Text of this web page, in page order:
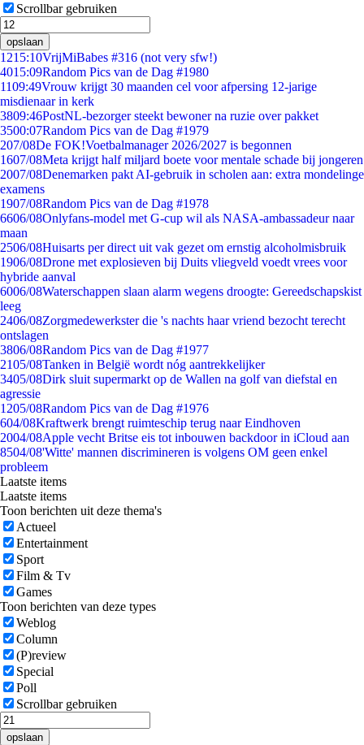
Scrollbar gebruiken
opslaan
1215:10VrijMiBabes #316 (not very sfw!)
4015:09Random Pics van de Dag #1980
1109:49Vrouw krijgt 30 maanden cel voor afpersing 12-jarige
misdienaar in kerk
3809:46PostNL-bezorger steekt bewoner na ruzie over pakket
3500:07Random Pics van de Dag #1979
207/08De FOK!Voetbalmanager 2026/2027 is begonnen
1607/08Meta krijgt half miljard boete voor mentale schade bij jongeren
2007/08Denemarken pakt AI-gebruik in scholen aan: extra mondelinge
examens
1907/08Random Pics van de Dag #1978
6606/08Onlyfans-model met G-cup wil als NASA-ambassadeur naar
maan
2506/08Huisarts per direct uit vak gezet om ernstig alcoholmisbruik
1906/08Drone met explosieven bij Duits vliegveld voedt vrees voor
hybride aanval
6006/08Waterschappen slaan alarm wegens droogte: Gereedschapskist
leeg
2406/08Zorgmedewerkster die 's nachts haar vriend bezocht terecht
ontslagen
3806/08Random Pics van de Dag #1977
2105/08Tanken in België wordt nóg aantrekkelijker
3405/08Dirk sluit supermarkt op de Wallen na golf van diefstal en
agressie
1205/08Random Pics van de Dag #1976
604/08Kraftwerk brengt ruimteschip terug naar Eindhoven
2004/08Apple vecht Britse eis tot inbouwen backdoor in iCloud aan
8504/08'Witte' mannen discrimineren is volgens OM geen enkel
probleem
Laatste items
Laatste items
Toon berichten uit deze thema's
Actueel
Entertainment
Sport
Film & Tv
Games
Toon berichten van deze types
Weblog
Column
(P)review
Special
Poll
Scrollbar gebruiken
opslaan